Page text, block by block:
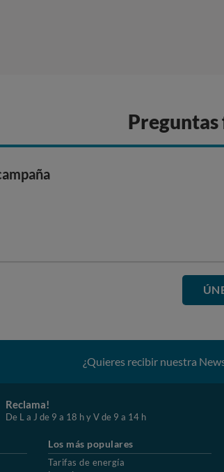
¿Quieres recibir nuestra
Reclama!
De L a J de 9 a 18 h y V de 9 a 14 h
Los más populares
Tarifas de energía